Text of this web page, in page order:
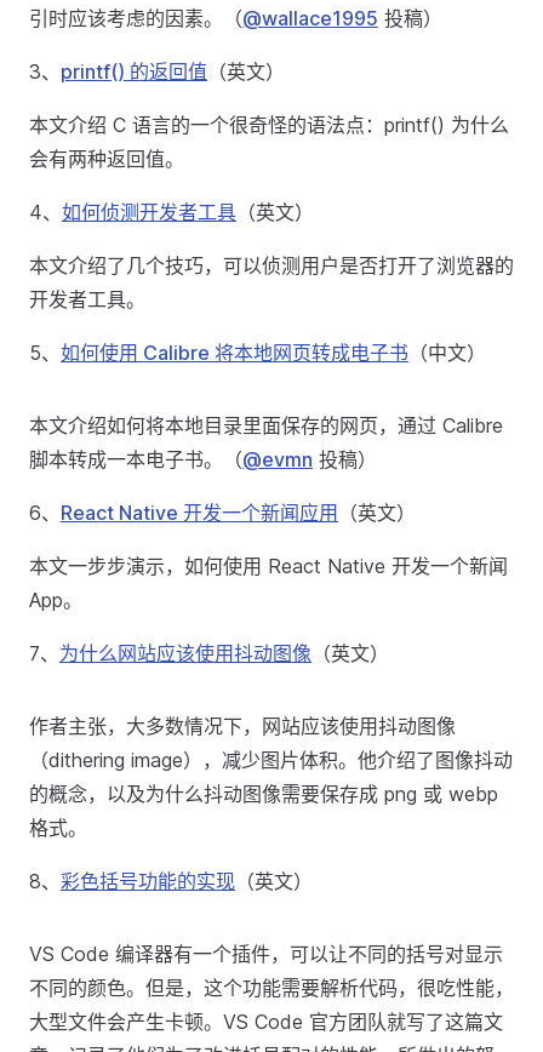
引时应该考虑的因素。（@wallace1995 投稿）
3、 printf() 的返回值 （英文）
本文介绍 C 语言的一个很奇怪的语法点：printf() 为什么
会有两种返回值。
4、 如何侦测开发者工具 （英文）
本文介绍了几个技巧，可以侦测用户是否打开了浏览器的
开发者工具。
5、 如何使用 Calibre 将本地网页转成电子书 （中文）
本文介绍如何将本地目录里面保存的网页，通过 Calibre
脚本转成一本电子书。（@evmn 投稿）
6、 React Native 开发一个新闻应用 （英文）
本文一步步演示，如何使用 React Native 开发一个新闻
App。
7、 为什么网站应该使用抖动图像 （英文）
作者主张，大多数情况下，网站应该使用抖动图像
（dithering image），减少图片体积。他介绍了图像抖动
的概念，以及为什么抖动图像需要保存成 png 或 webp
格式。
8、 彩色括号功能的实现 （英文）
VS Code 编译器有一个插件，可以让不同的括号对显示
不同的颜色。但是，这个功能需要解析代码，很吃性能，
大型文件会产生卡顿。VS Code 官方团队就写了这篇文